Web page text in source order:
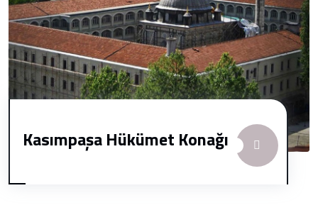
Kasımpaşa Hükümet Konağı